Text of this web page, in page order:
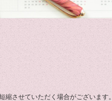
させていただく場合がございます。